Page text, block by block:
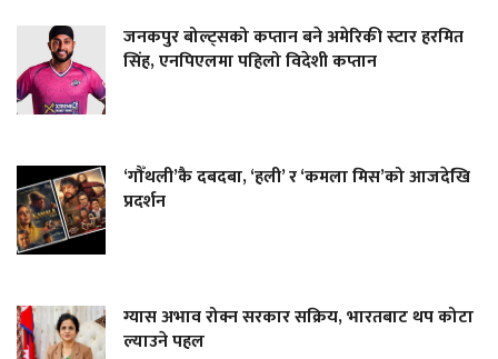
जनकपुर बोल्ट्सको कप्तान बने अमेरिकी स्टार हरमित
सिंह, एनपिएलमा पहिलो विदेशी कप्तान
‘गौँथली’कै दबदबा, ‘हली’ र ‘कमला मिस’को आजदेखि
प्रदर्शन
ग्यास अभाव रोक्न सरकार सक्रिय, भारतबाट थप कोटा
ल्याउने पहल